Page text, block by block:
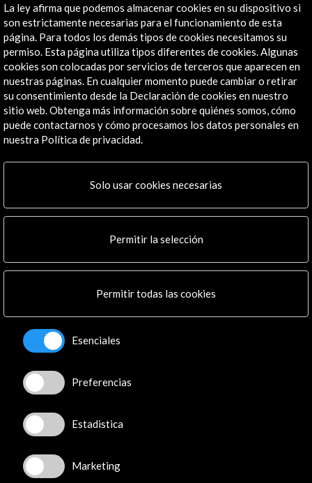
Patricia de Blas Gasca | Residencia para escritores en
la Toji Cultural Foundation 2026
Ver actividad
Suscríbete a nuestro boletín digital
ALERTAS
AC/E
Contacta
info@accioncultural.es
+34 91 700 4000
La ley afirma que podemos almacenar cookies en su dispositivo si
son estrictamente necesarias para el funcionamiento de esta
página. Para todos los demás tipos de cookies necesitamos su
permiso. Esta página utiliza tipos diferentes de cookies. Algunas
cookies son colocadas por servicios de terceros que aparecen en
nuestras páginas. En cualquier momento puede cambiar o retirar
su consentimiento desde la Declaración de cookies en nuestro
sitio web. Obtenga más información sobre quiénes somos, cómo
puede contactarnos y cómo procesamos los datos personales en
nuestra Política de privacidad.
Solo usar cookies necesarias
Permitir la selección
Permitir todas las cookies
Esenciales
Preferencias
Estadistica
Marketing